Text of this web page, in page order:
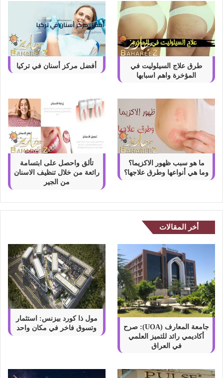
طرق علاج السيلوليت في
المؤخرة واهم اسبابها
أفضل مركز أسنان في تركيا
ما هو سبب ظهور الاكزيما؟
وما هي أنواعها وطرق علاجها؟
تألق واحصل على ابتسامة
رائعة من خلال تنظيف الاسنان
من الجير
أخر المقالات
جامعة المعارف (UOA): صرح
أكاديمي رائد للتميز العلمي
في العراق
مول ذا كورد بيزنس: استثمار
وتسوق فاخر في مكان واحد